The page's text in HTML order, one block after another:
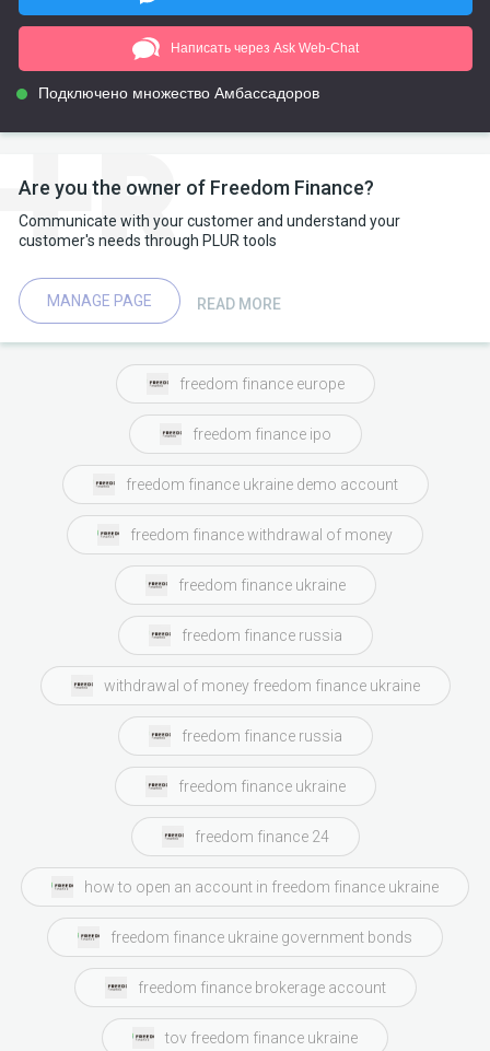
Написать через Ask Web-Chat
Подключено множество Амбассадоров
Are you the owner of Freedom Finance?
Communicate with your customer and understand your
customer's needs through PLUR tools
MANAGE PAGE READ MORE
freedom finance europe
freedom finance ipo
freedom finance ukraine demo account
freedom finance withdrawal of money
freedom finance ukraine
freedom finance russia
withdrawal of money freedom finance ukraine
freedom finance russia
freedom finance ukraine
freedom finance 24
how to open an account in freedom finance ukraine
freedom finance ukraine government bonds
freedom finance brokerage account
tov freedom finance ukraine